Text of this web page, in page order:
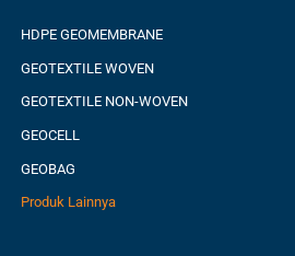
HDPE GEOMEMBRANE
GEOTEXTILE WOVEN
GEOTEXTILE NON-WOVEN
GEOCELL
GEOBAG
Produk Lainnya